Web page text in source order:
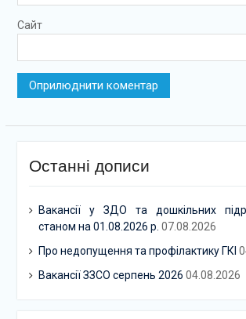
Сайт
Останні дописи
Вакансії у ЗДО та дошкільних
станом на 01.08.2026 р. 07.08.2026
Про недопущення та профілактику ГКІ
Вакансії ЗЗСО серпень 2026 04.08.2026